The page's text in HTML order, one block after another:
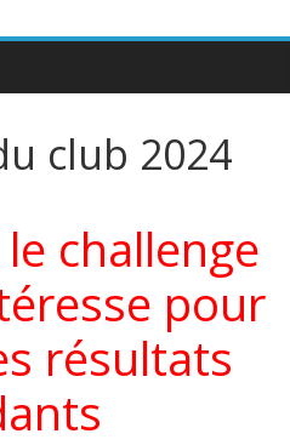
club 2024
challenge
pour
résultats